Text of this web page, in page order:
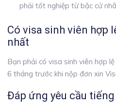
phải tốt nghiệp từ bậc cử
Có visa sinh viên hợp
nhất
Bạn phải có visa sinh viên hợp
6 tháng trước khi nộp đơn xin
Đáp ứng yêu cầu